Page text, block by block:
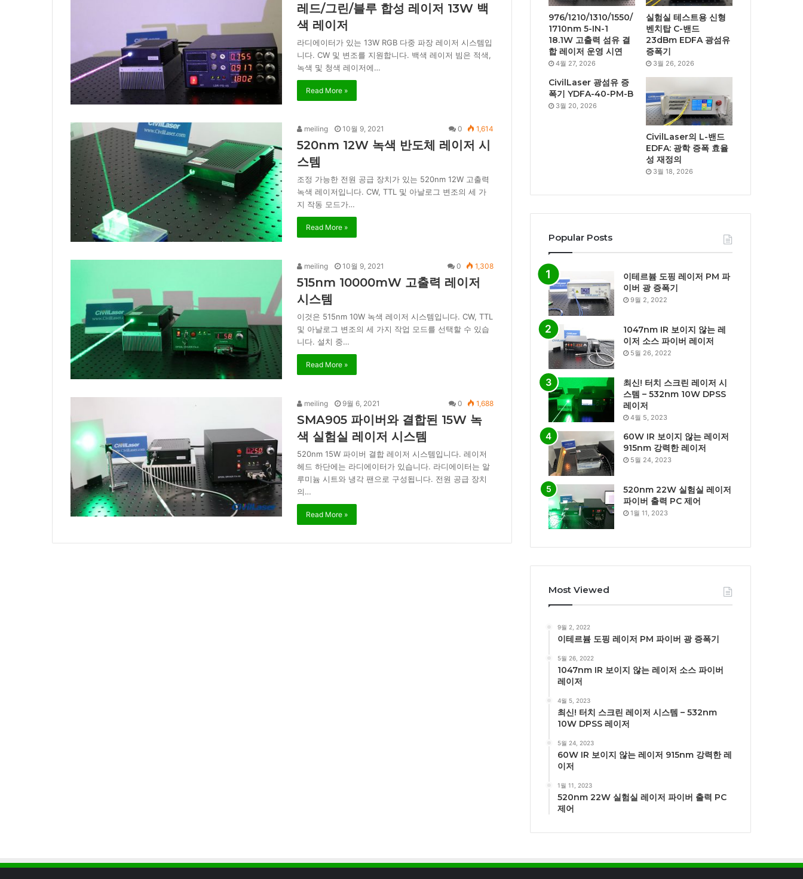
레드/그린/블루 합성 레이저 13W 백
색 레이저
라디에이터가 있는 13W RGB 다중 파장 레이저 시스템입
니다. CW 및 변조를 지원합니다. 백색 레이저 빔은 적색,
녹색 및 청색 레이저에…
Read More »
meiling 10월 9, 2021 0 1,614
520nm 12W 녹색 반도체 레이저 시
스템
조정 가능한 전원 공급 장치가 있는 520nm 12W 고출력
녹색 레이저입니다. CW, TTL 및 아날로그 변조의 세 가
지 작동 모드가…
Read More »
meiling 10월 9, 2021 0 1,308
515nm 10000mW 고출력 레이저
시스템
이것은 515nm 10W 녹색 레이저 시스템입니다. CW, TTL
및 아날로그 변조의 세 가지 작업 모드를 선택할 수 있습
니다. 설치 중…
Read More »
meiling 9월 6, 2021 0 1,688
SMA905 파이버와 결합된 15W 녹
색 실험실 레이저 시스템
520nm 15W 파이버 결합 레이저 시스템입니다. 레이저
헤드 하단에는 라디에이터가 있습니다. 라디에이터는 알
루미늄 시트와 냉각 팬으로 구성됩니다. 전원 공급 장치
의…
Read More »
976/1210/1310/1550/
1710nm 5-IN-1
18.1W 고출력 섬유 결
합 레이저 운영 시연
4월 27, 2026
실험실 테스트용 신형
벤치탑 C-밴드
23dBm EDFA 광섬유
증폭기
3월 26, 2026
CivilLaser 광섬유 증
폭기 YDFA-40-PM-B
3월 20, 2026
CivilLaser의 L-밴드
EDFA: 광학 증폭 효율
성 재정의
3월 18, 2026
Popular Posts
이테르븀 도핑 레이저 PM 파
이버 광 증폭기
9월 2, 2022
1047nm IR 보이지 않는 레
이저 소스 파이버 레이저
5월 26, 2022
최신! 터치 스크린 레이저 시
스템 – 532nm 10W DPSS
레이저
4월 5, 2023
60W IR 보이지 않는 레이저
915nm 강력한 레이저
5월 24, 2023
520nm 22W 실험실 레이저
파이버 출력 PC 제어
1월 11, 2023
Most Viewed
9월 2, 2022
이테르븀 도핑 레이저 PM 파이버 광 증폭기
5월 26, 2022
1047nm IR 보이지 않는 레이저 소스 파이버
레이저
4월 5, 2023
최신! 터치 스크린 레이저 시스템 – 532nm
10W DPSS 레이저
5월 24, 2023
60W IR 보이지 않는 레이저 915nm 강력한 레
이저
1월 11, 2023
520nm 22W 실험실 레이저 파이버 출력 PC
제어